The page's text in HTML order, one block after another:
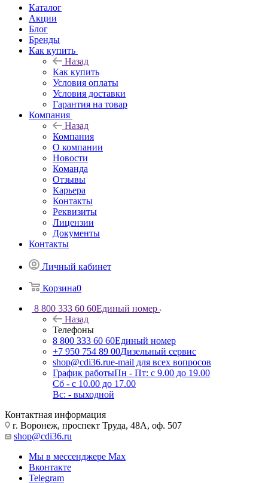
Каталог
Акции
Блог
Бренды
Как купить
Назад
Как купить
Условия оплаты
Условия доставки
Гарантия на товар
Компания
Назад
Компания
О компании
Новости
Команда
Отзывы
Карьера
Контакты
Реквизиты
Лицензии
Документы
Контакты
Личный кабинет
Корзина0
8 800 333 60 60Единый номер
Назад
Телефоны
8 800 333 60 60Единый номер
+7 950 754 89 00Дизельный сервис
shop@cdi36.rue-mail для всех вопросов
График работыПн - Пт: с 9.00 до 19.00
Сб - с 10.00 до 17.00
Вс: - выходной
Контактная информация
г. Воронеж, проспект Труда, 48А, оф. 507
shop@cdi36.ru
Мы в мессенджере Max
Вконтакте
Telegram